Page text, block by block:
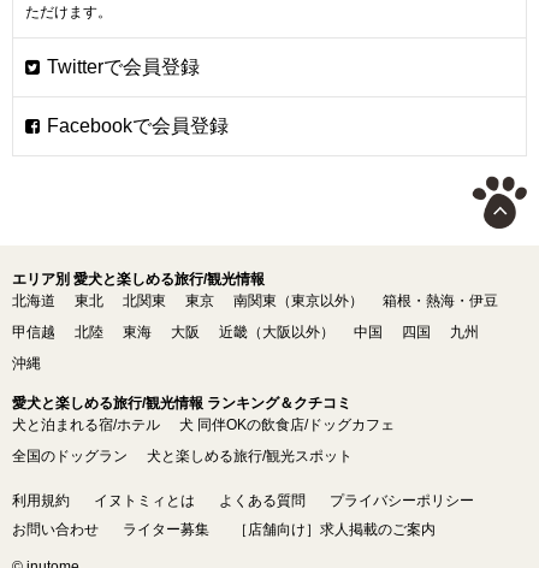
ただけます。
エリア別 愛犬と楽しめる旅行/観光情報
北海道
東北 北関東 東京 南関東（東京以外）
箱根・熱海・伊豆
甲信越
北陸 東海 大阪 近畿（大阪以外） 中国 四国
九州
沖縄
愛犬と楽しめる旅行/観光情報 ランキング＆クチコミ
犬と泊まれる宿/ホテル
犬 同伴OKの飲食店/ドッグカフェ
全国のドッグラン
犬と楽しめる旅行/観光スポット
利用規約 イヌトミィとは よくある質問
プライバシーポリシー
お問い合わせ
ライター募集 ［店舗向け］求人掲載のご案内